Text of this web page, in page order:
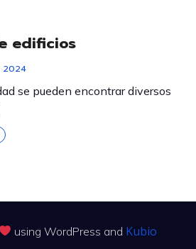
edificios
2024
se pueden encontrar diversos
using WordPress and Kubio